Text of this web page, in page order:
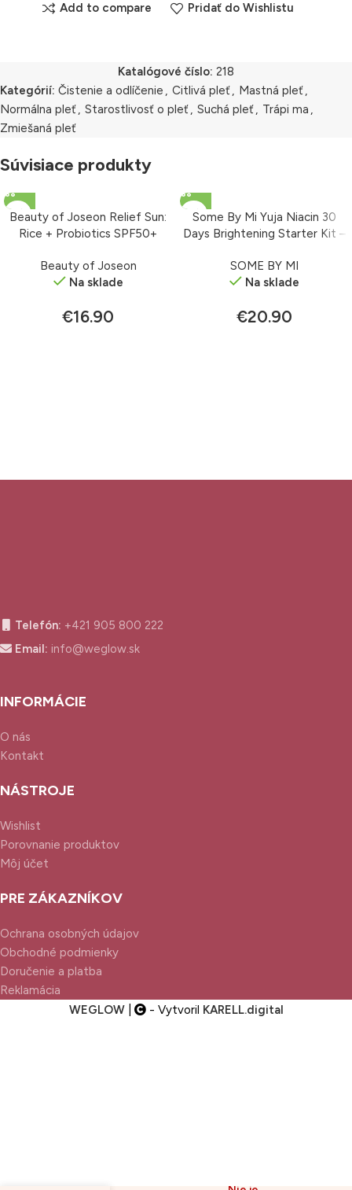
Add to compare Pridať do Wishlistu
Katalógové číslo: 218
Kategórií: Čistenie a odlíčenie , Citlivá pleť, Mastná pleť,
Normálna pleť, Starostlivosť o pleť, Suchá pleť, Trápi ma ,
Zmiešaná pleť
Súvisiace produkty
Beauty of Joseon Relief Sun:
Rice + Probiotics SPF50+
faktorom 50 ml
Beauty of Joseon
Na sklade
€16.90
Some By Mi Yuja Niacin 30
Days Brightening Starter Kit –
SOME BY MI
Na sklade
€20.90
Telefón: +421 905 800 222
Email: info@weglow.sk
INFORMÁCIE
O nás
Kontakt
NÁSTROJE
Wishlist
Porovnanie produktov
Môj účet
PRE ZÁKAZNÍKOV
Ochrana osobných údajov
Obchodné podmienky
Doručenie a platba
Reklamácia
WEGLOW| - Vytvoril KARELL.digital